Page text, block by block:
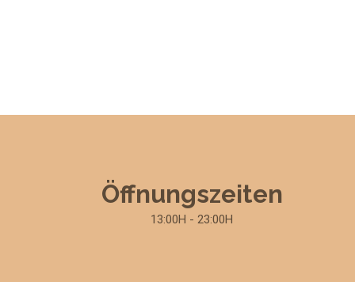
Öffnungszeiten
13:00H - 23:00H